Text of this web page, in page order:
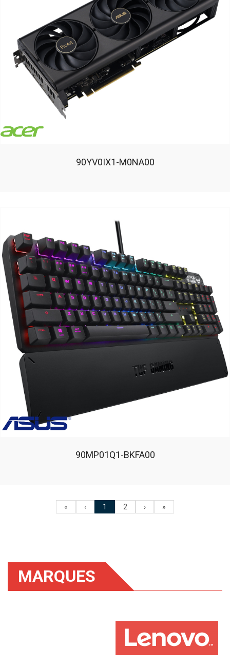
90YV0IX1-M0NA00
90MP01Q1-BKFA00
« ‹ 1 2 › »
MARQUES